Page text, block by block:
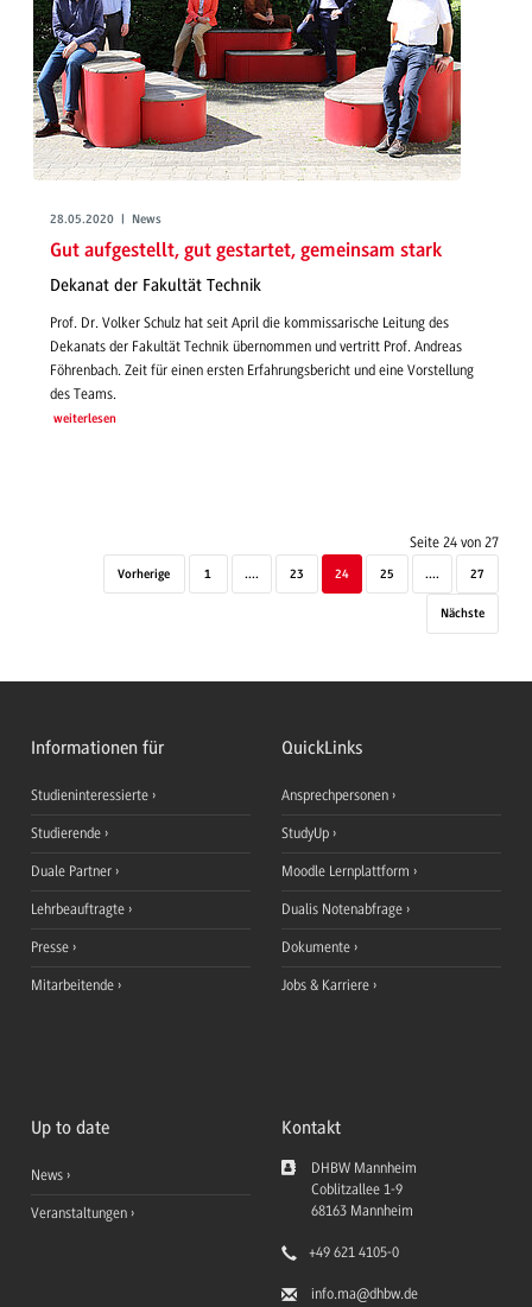
28.05.2020 | News
Gut aufgestellt, gut gestartet, gemeinsam stark
Dekanat der Fakultät Technik
Prof. Dr. Volker Schulz hat seit April die kommissarische Leitung des
Dekanats der Fakultät Technik übernommen und vertritt Prof. Andreas
Föhrenbach. Zeit für einen ersten Erfahrungsbericht und eine Vorstellung
des Teams.
weiterlesen
Seite 24 von 27
Vorherige 1 .... 23 24 25 .... 27
Nächste
Informationen für
Studieninteressierte
Studierende
Duale Partner
Lehrbeauftragte
Presse
Mitarbeitende
QuickLinks
Ansprechpersonen
StudyUp
Moodle Lernplattform
Dualis Notenabfrage
Dokumente
Jobs & Karriere
Up to date
News
Veranstaltungen
Kontakt
DHBW Mannheim
Coblitzallee 1-9
68163 Mannheim
+49 621 4105-0
info.ma@dhbw.de